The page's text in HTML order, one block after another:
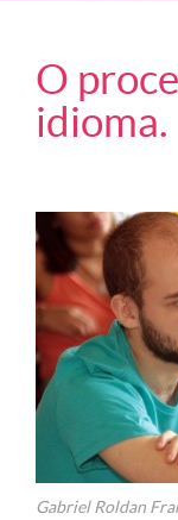
O
idioma.
Gabriel Roldan